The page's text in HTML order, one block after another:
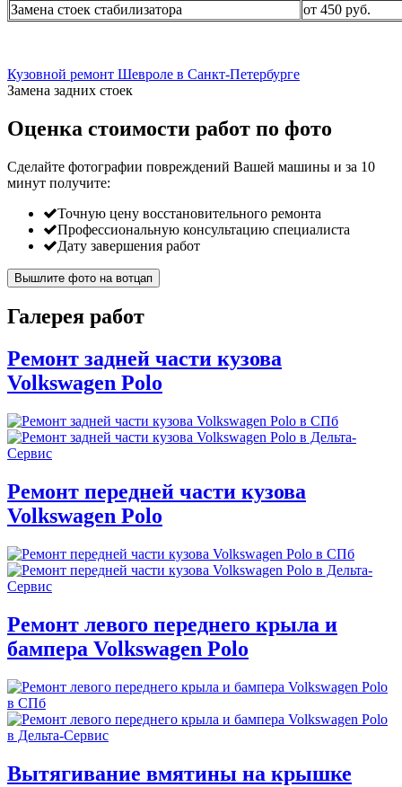
Замена стоек стабилизатора
от 450 руб.
Кузовной ремонт Шевроле в Санкт-Петербурге
Замена задних стоек
Оценка стоимости работ по фото
Сделайте фотографии повреждений Вашей машины и за 10
минут получите:
Точную цену восстановительного ремонта
Профессиональную консультацию специалиста
Дату завершения работ
Вышлите фото на вотцап
Галерея работ
Ремонт задней части кузова
Volkswagen Polo
Ремонт передней части кузова
Volkswagen Polo
Ремонт левого переднего крыла и
бампера Volkswagen Polo
Вытягивание вмятины на крышке